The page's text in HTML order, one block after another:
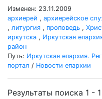
Изменен: 23.11.2009
архиерей , архиерейское
, литургия , проповедь ,
иркутска , Иркутская
район
Путь: Иркутская епархия.
портал / Новости епархии
Результаты поиска 1 -